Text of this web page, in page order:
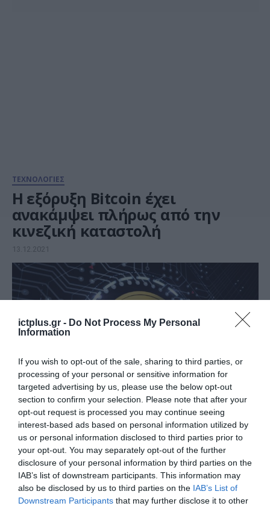
ictplus.gr - Do Not Process My Personal
Information
If you wish to opt-out of the sale, sharing to third parties, or
processing of your personal or sensitive information for
targeted advertising by us, please use the below opt-out
section to confirm your selection. Please note that after your
opt-out request is processed you may continue seeing
interest-based ads based on personal information utilized by
us or personal information disclosed to third parties prior to
your opt-out. You may separately opt-out of the further
disclosure of your personal information by third parties on the
IAB’s list of downstream participants. This information may
also be disclosed by us to third parties on the IAB’s List of
Downstream Participants that may further disclose it to other
ΤΕΧΝΟΛΟΓΙΕΣ
Η εξόρυξη Bitcoin έχει
ανακάμψει πλήρως από την
κινεζική καταστολή
13.12.2021
UNCATEGORIZED
Φάμπιο Πανέττα: Η ΕΚΤ εξετάζει
την κυκλοφορία ψηφιακού
ευρώ, υποχρεωτικό για
εμπορικές συναλλαγές
10.11.2021